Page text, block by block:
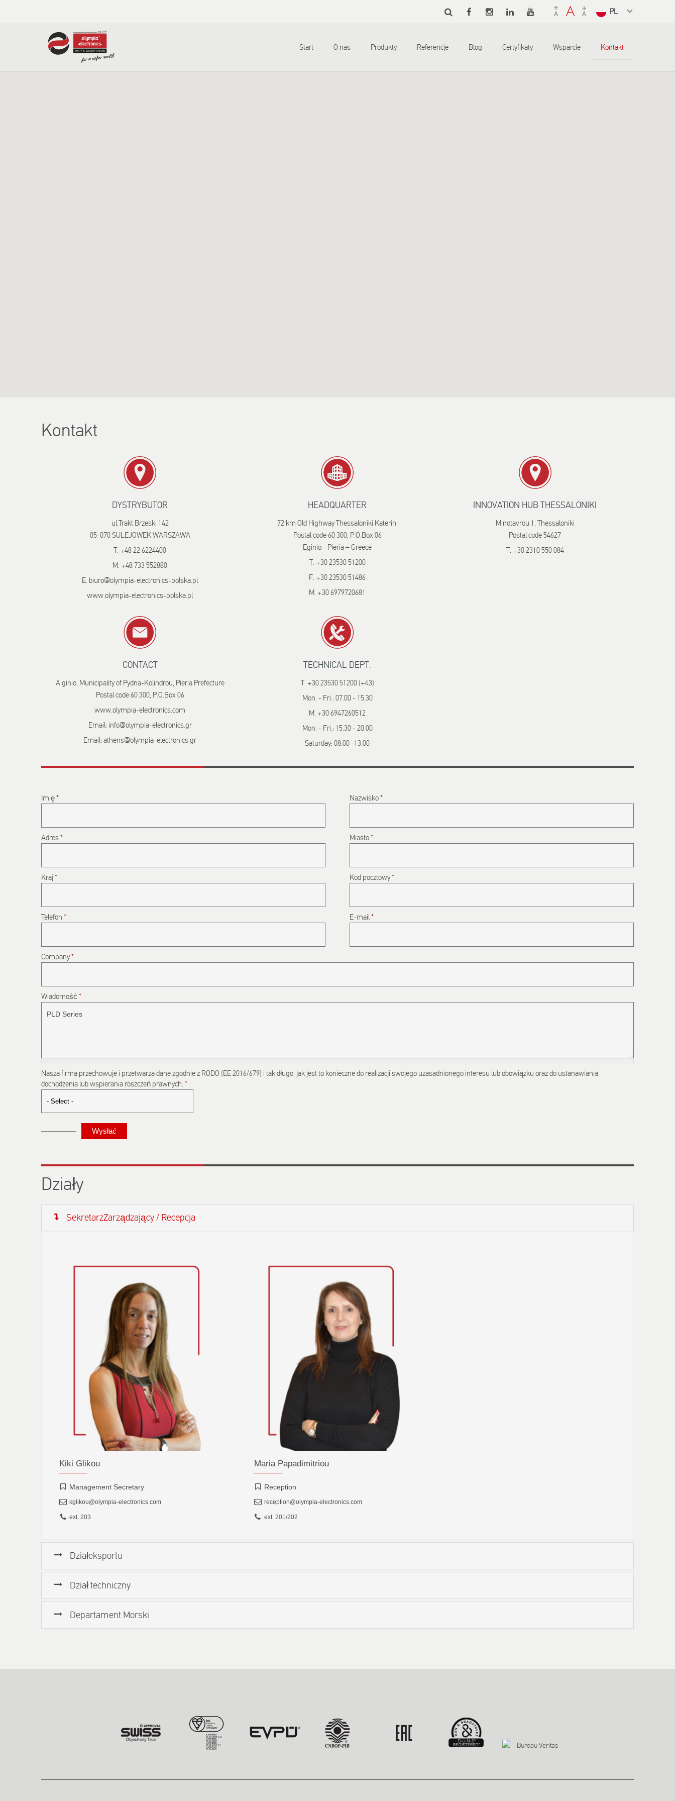
dropdown
to translate
Start O nas Produkty Referencje Blog Certyfikaty Wsparcie Kontakt
Kontakt
DYSTRYBUTOR
ul.Trakt Brzeski 142
05-070 SULEJOWEK WARSZAWA
T. +48 22 6224400
M. +48 733 552880
E. biuro@olympia-electronics-polska.pl
www.olympia-electronics-polska.pl
HEADQUARTER
72 km Old Highway Thessaloniki Katerini
Postal code 60 300, P.O.Box 06
Eginio - Pieria – Greece
T. +30 23530 51200
F. +30 23530 51486
M. +30 6979720681
INNOVATION HUB THESSALONIKI
Minotavrou 1, Thessaloniki
Postal code 54627
T. +30 2310 550 084
CONTACT
Aiginio, Municipality of Pydna-Kolindrou, Pieria Prefecture
Postal code 60 300, P.O.Box 06
www.olympia-electronics.com
Email: info@olympia-electronics.gr
Email: athens@olympia-electronics.gr
TECHNICAL DEPT.
T. +30 23530 51200 (+43)
Mon. - Fri.: 07.00 - 15.30
M. +30 6947260512
Mon. - Fri.: 15.30 - 20.00
Saturday: 08.00 -13.00
Imię* Nazwisko*
Adres* Miasto*
Kraj* Kod pocztowy*
Telefon * E-mail*
Company*
Wiadomość *
Nasza firma przechowuje i przetwarza dane zgodnie z RODO (EE 2016/679) i tak długo, jak jest to konieczne do realizacji swojego uzasadnionego interesu lub obowiązku oraz do ustanawiania,
dochodzenia lub wspierania roszczeń prawnych. *
CAPTCHA
This question
whether or
not you are a
prevent
automated
Działy
SekretarzZarządzający / Recepcja
Kiki Glikou
Management Secretary
kglikou@olympia-electronics.com
ext. 203
Maria Papadimitriou
Reception
reception@olympia-electronics.com
ext. 201/202
Działeksportu
Dział techniczny
Departament Morski